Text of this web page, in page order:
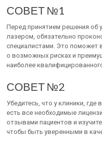
СОВЕТ №1
Перед принятием решения об
лазером, обязательно
специалистами. Это поможет
о возможных рисках и
наиболее
СОВЕТ №2
Убедитесь, что у клиники,
есть все необходимые
отзывами пациентов и
чтобы быть уверенными в